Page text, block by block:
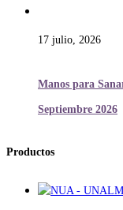
17 julio, 2026
Manos para
Septiembre 2026
Productos